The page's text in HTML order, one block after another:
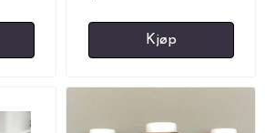
Kjøp